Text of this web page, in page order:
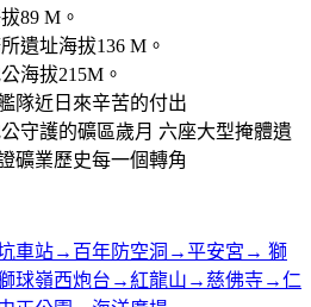
89 M。
遺址海拔136 M。
海拔215M。
隊近日來辛苦的付出
守護的礦區歲月 六座大型掩體遺
礦業歷史每一個轉角
車站→百年防空洞→平安宮→ 獅
球嶺西炮台→紅龍山→慈佛寺→仁